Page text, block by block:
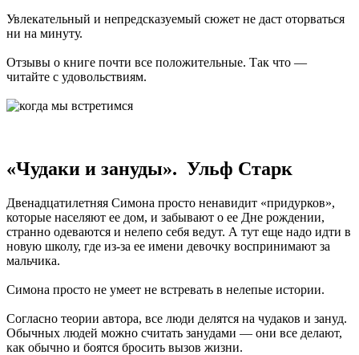
Увлекательный и непредсказуемый сюжет не даст оторваться
ни на минуту.
Отзывы о книге почти все положительные. Так что —
читайте с удовольствиям.
«Чудаки и зануды». Ульф Старк
Двенадцатилетняя Симона просто ненавидит «придурков»,
которые населяют ее дом, и забывают о ее Дне рождении,
странно одеваются и нелепо себя ведут. А тут еще надо идти в
новую школу, где из-за ее имени девочку воспринимают за
мальчика.
Симона просто не умеет не встревать в нелепые истории.
Согласно теории автора, все люди делятся на чудаков и зануд.
Обычных людей можно считать занудами — они все делают,
как обычно и боятся бросить вызов жизни.